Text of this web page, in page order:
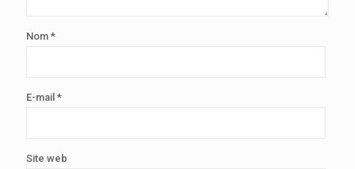
Nom *
E-mail *
Site web